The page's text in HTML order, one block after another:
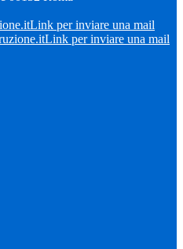
Link per inviare una mail
Link per inviare una mail